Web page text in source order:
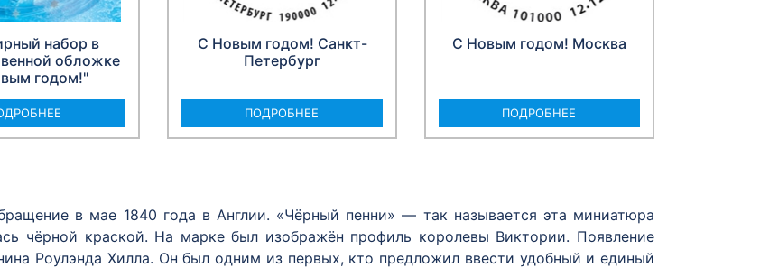
набор в
обложке
годом!"
С Новым годом! Санкт-
Петербург
ПОДРОБНЕЕ
С Новым годом! Москва
ПОДРОБНЕЕ
в мае 1840 года в Англии. «Чёрный пенни» — так называется эта миниатюра
чёрной краской. На марке был изображён профиль королевы Виктории. Появление
Роулэнда Хилла. Он был одним из первых, кто предложил ввести удобный и единый